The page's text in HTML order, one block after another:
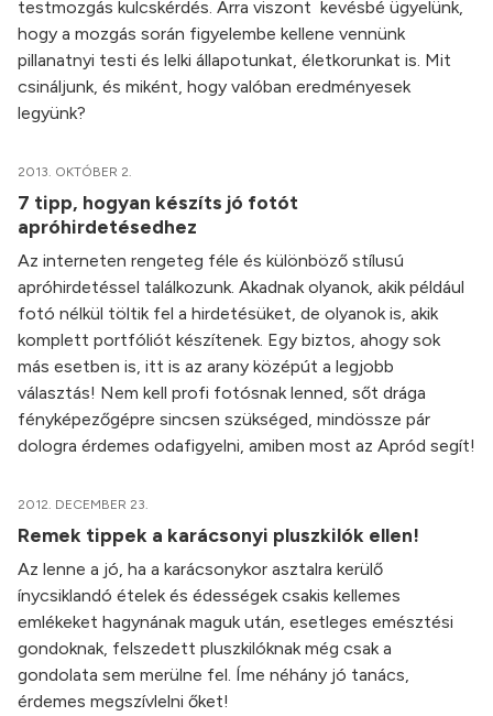
testmozgás kulcskérdés. Arra viszont kevésbé ügyelünk,
hogy a mozgás során figyelembe kellene vennünk
pillanatnyi testi és lelki állapotunkat, életkorunkat is. Mit
csináljunk, és miként, hogy valóban eredményesek
legyünk?
2013. OKTÓBER 2.
7 tipp, hogyan készíts jó fotót
apróhirdetésedhez
Az interneten rengeteg féle és különböző stílusú
apróhirdetéssel találkozunk. Akadnak olyanok, akik például
fotó nélkül töltik fel a hirdetésüket, de olyanok is, akik
komplett portfóliót készítenek. Egy biztos, ahogy sok
más esetben is, itt is az arany középút a legjobb
választás! Nem kell profi fotósnak lenned, sőt drága
fényképezőgépre sincsen szükséged, mindössze pár
dologra érdemes odafigyelni, amiben most az Apród segít!
2012. DECEMBER 23.
Remek tippek a karácsonyi pluszkilók ellen!
Az lenne a jó, ha a karácsonykor asztalra kerülő
ínycsiklandó ételek és édességek csakis kellemes
emlékeket hagynának maguk után, esetleges emésztési
gondoknak, felszedett pluszkilóknak még csak a
gondolata sem merülne fel. Íme néhány jó tanács,
érdemes megszívlelni őket!